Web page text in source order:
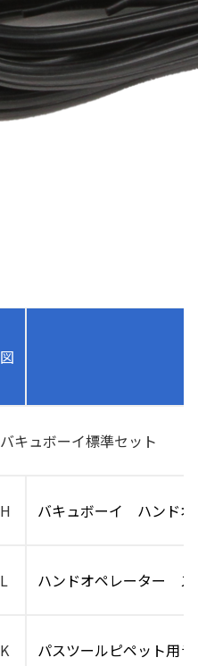
図
バキュボーイ標準セット
H バキュボーイ ハンドオ
L ハンドオペレーター ス
K パスツールピペット用